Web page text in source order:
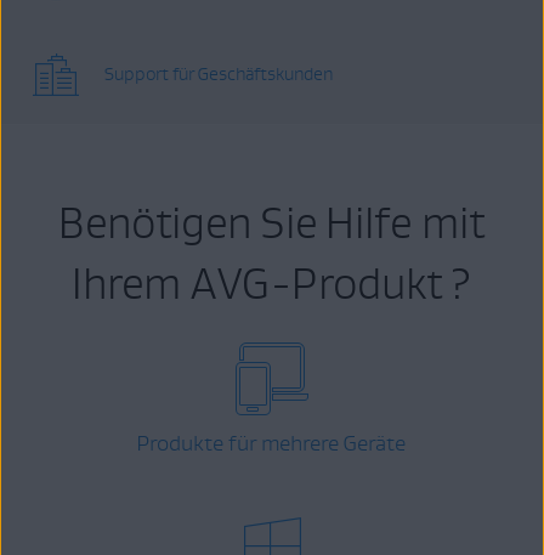
Support für Geschäftskunden
Benötigen Sie Hilfe mit
Ihrem AVG-Produkt ?
Produkte für mehrere Geräte